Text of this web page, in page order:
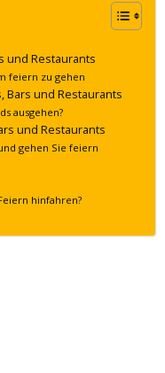
und Restaurants
feiern zu gehen
Bars und Restaurants
ausgehen?
und Restaurants
gehen Sie feiern
hinfahren?